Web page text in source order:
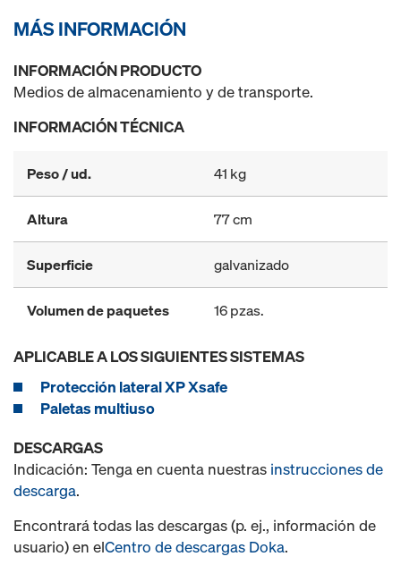
MÁS INFORMACIÓN
INFORMACIÓN PRODUCTO
Medios de almacenamiento y de transporte.
INFORMACIÓN TÉCNICA
Peso / ud. 41 kg
Altura 77 cm
Superficie galvanizado
Volumen de paquetes 16 pzas.
APLICABLE A LOS SIGUIENTES SISTEMAS
Protección lateral XP Xsafe
Paletas multiuso
DESCARGAS
Indicación: Tenga en cuenta nuestras instrucciones de
descarga.
Encontrará todas las descargas (p. ej., información de
usuario) en elCentro de descargas Doka.